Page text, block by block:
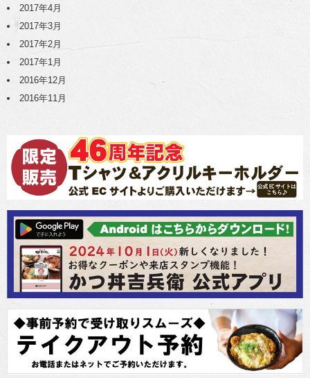
2017年4月
2017年3月
2017年2月
2017年1月
2016年12月
2016年11月